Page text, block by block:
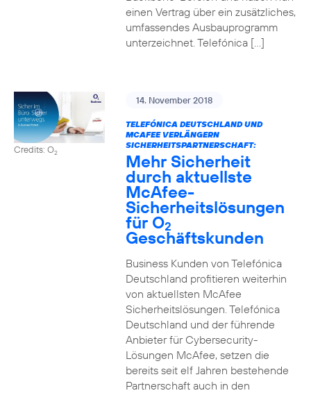
einen Vertrag über ein zusätzliches,
umfassendes Ausbauprogramm
unterzeichnet. Telefónica […]
Credits: O2
14. November 2018
TELEFÓNICA DEUTSCHLAND UND
MCAFEE VERLÄNGERN
SICHERHEITSPARTNERSCHAFT:
Mehr Sicherheit
durch aktuellste
McAfee-
Sicherheitslösungen
für O2
Geschäftskunden
Business Kunden von Telefónica
Deutschland profitieren weiterhin
von aktuellsten McAfee
Sicherheitslösungen. Telefónica
Deutschland und der führende
Anbieter für Cybersecurity-
Lösungen McAfee, setzen die
bereits seit elf Jahren bestehende
Partnerschaft auch in den